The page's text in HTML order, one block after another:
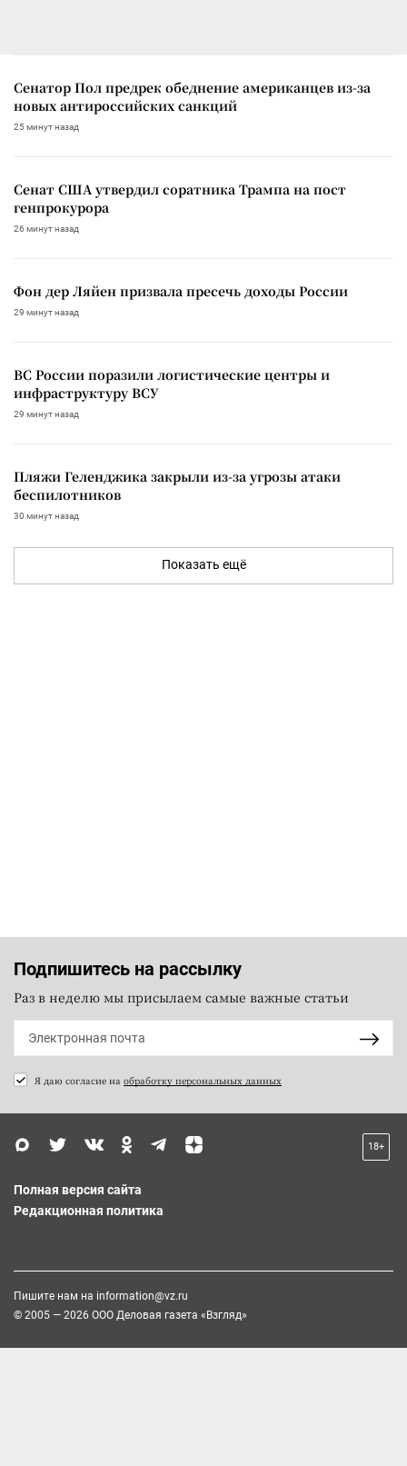
Сенатор Пол предрек обеднение американцев из-за
новых антироссийских санкций
25 минут назад
Сенат США утвердил соратника Трампа на пост
генпрокурора
26 минут назад
Фон дер Ляйен призвала пресечь доходы России
29 минут назад
ВС России поразили логистические центры и
инфраструктуру ВСУ
29 минут назад
Пляжи Геленджика закрыли из-за угрозы атаки
беспилотников
30 минут назад
Показать ещё
Подпишитесь на рассылку
Раз в неделю мы присылаем самые важные статьи
Я даю согласие на обработку персональных данных
18+
Полная версия сайта
Редакционная политика
Пишите нам на information@vz.ru
© 2005 — 2026 ООО Деловая газета «Взгляд»